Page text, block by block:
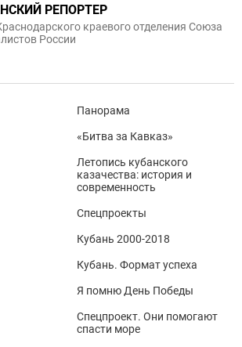
РЕПОРТЕР
краевого отделения Союза
России
Панорама
«Битва за Кавказ»
Летопись кубанского
казачества: история и
современность
Спецпроекты
Кубань 2000-2018
Кубань. Формат успеха
Я помню День Победы
Спецпроект. Они помогают
спасти море